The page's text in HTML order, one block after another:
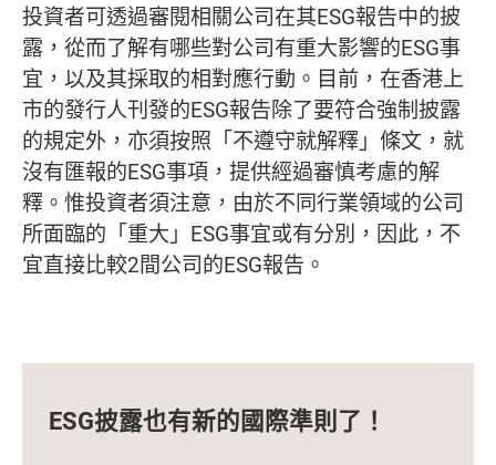
投資者可透過審閱相關公司在其ESG報告中的披
露，從而了解有哪些對公司有重大影響的ESG事
宜，以及其採取的相對應行動。目前，在香港上
市的發行人刊發的ESG報告除了要符合強制披露
的規定外，亦須按照「不遵守就解釋」條文，就
沒有匯報的ESG事項，提供經過審慎考慮的解
釋。惟投資者須注意，由於不同行業領域的公司
所面臨的「重大」ESG事宜或有分別，因此，不
宜直接比較2間公司的ESG報告。
ESG披露也有新的國際準則了！